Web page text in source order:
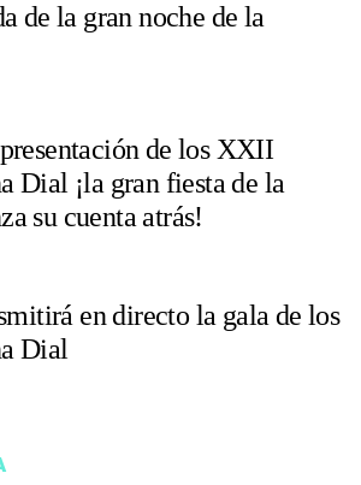
de la gran noche de la
de los XXII
Dial ¡la gran fiesta de la
su cuenta atrás!
en directo la gala de los
Dial